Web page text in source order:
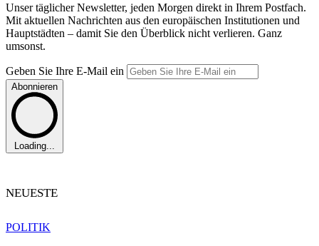
Unser täglicher Newsletter, jeden Morgen direkt in Ihrem Postfach.
Mit aktuellen Nachrichten aus den europäischen Institutionen und
Hauptstädten – damit Sie den Überblick nicht verlieren. Ganz
umsonst.
Geben Sie Ihre E-Mail ein
Abonnieren
Loading...
NEUESTE
POLITIK